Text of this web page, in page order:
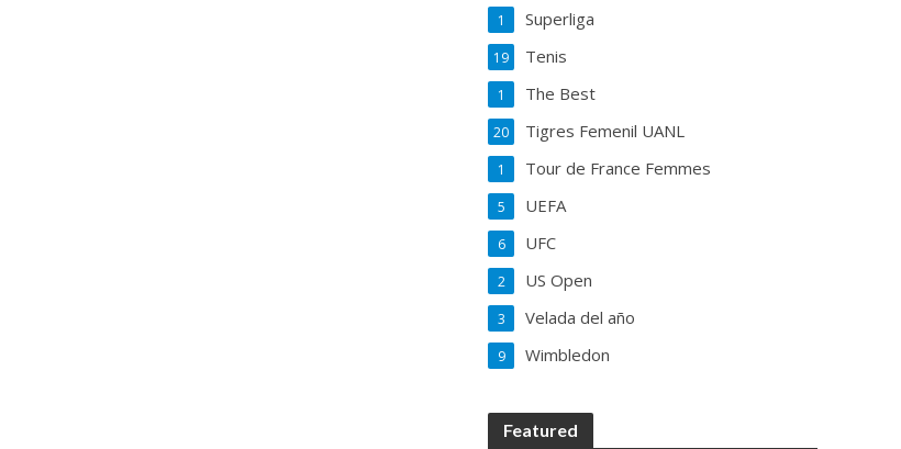
Superliga
1
Tenis
19
The Best
1
Tigres Femenil UANL
20
Tour de France Femmes
1
UEFA
5
UFC
6
US Open
2
Velada del año
3
Wimbledon
9
Featured